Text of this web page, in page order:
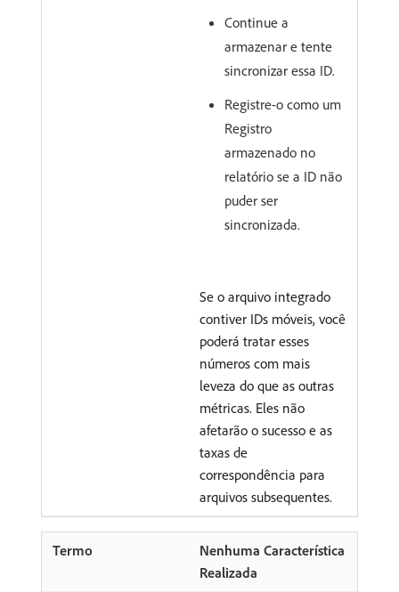
Continue a
armazenar e tente
sincronizar essa ID.
Registre-o como um
Registro
armazenado no
relatório se a ID não
puder ser
sincronizada.
Se o arquivo integrado
contiver IDs móveis, você
poderá tratar esses
números com mais
leveza do que as outras
métricas. Eles não
afetarão o sucesso e as
taxas de
correspondência para
arquivos subsequentes.
Nenhuma Característica
Realizada